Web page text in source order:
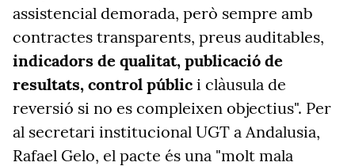
assistencial demorada, però sempre amb
contractes transparents, preus auditables,
indicadors de qualitat, publicació de
resultats, control públic i clàusula de
reversió si no es compleixen objectius". Per
al secretari institucional UGT a Andalusia,
Rafael Gelo, el pacte és una "molt mala